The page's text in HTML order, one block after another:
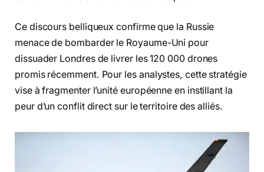
Ce discours belliqueux confirme que la Russie
menace de bombarder le Royaume-Uni pour
dissuader Londres de livrer les 120 000 drones
promis récemment. Pour les analystes, cette stratégie
vise à fragmenter l’unité européenne en instillant la
peur d’un conflit direct sur le territoire des alliés.